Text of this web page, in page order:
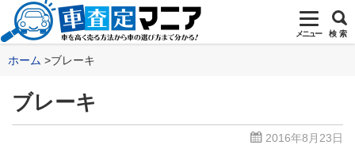
メニュー 検 索
ホーム ブレーキ
ブレーキ
2016年8月23日